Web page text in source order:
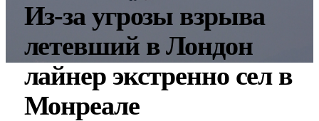
Из-за угрозы взрыва
летевший в Лондон
лайнер экстренно сел в
Монреале